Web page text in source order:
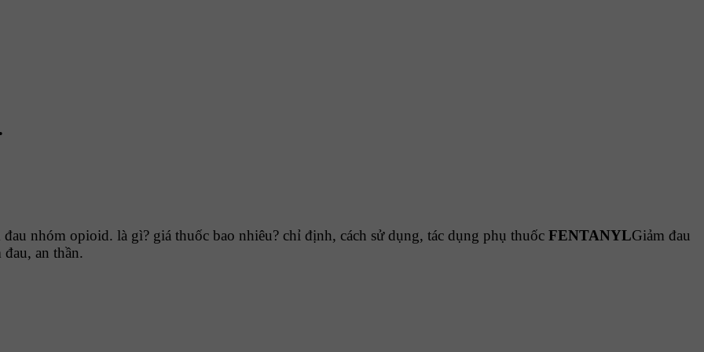
nhóm opioid. là gì? giá thuốc bao nhiêu? chỉ định, cách sử dụng, tác dụng phụ thuốc FENTANYLGiảm đau
an thần.